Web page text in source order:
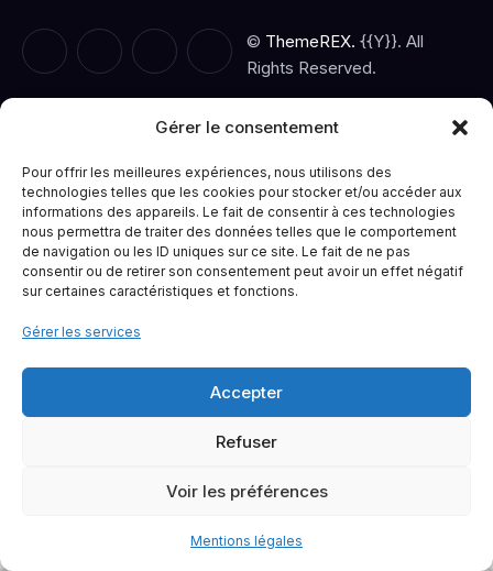
Gérer le consentement
Pour offrir les meilleures expériences, nous utilisons des
technologies telles que les cookies pour stocker et/ou accéder aux
informations des appareils. Le fait de consentir à ces technologies
nous permettra de traiter des données telles que le comportement
de navigation ou les ID uniques sur ce site. Le fait de ne pas
consentir ou de retirer son consentement peut avoir un effet négatif
sur certaines caractéristiques et fonctions.
Gérer les services
Accepter
Refuser
Voir les préférences
Mentions légales
© ThemeREX. {{Y}}. All
Rights Reserved.